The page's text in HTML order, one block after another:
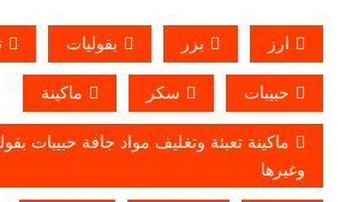
ارز بزر بقوليات
حبيبات سكر ماكينة
ماكينة تعبئة وتغليف مواد جافة حبيبات
وغيرها